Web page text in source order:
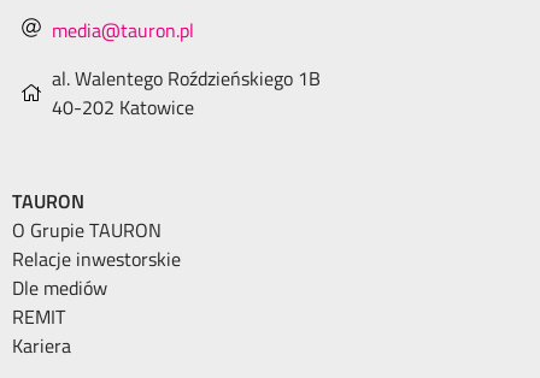
media@tauron.pl
al. Walentego Roździeńskiego 1B
40-202 Katowice
TAURON
O Grupie TAURON
Relacje inwestorskie
Dle mediów
REMIT
Kariera